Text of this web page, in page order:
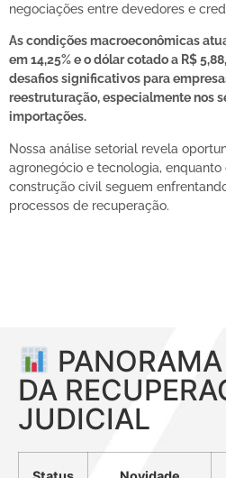
negociações entre devedores e
As condições macroeconômicas
em 14,25% e o dólar cotado a R$
desafios significativos para
reestruturação, especialmente nos
importações.
Nossa análise setorial revela
agronegócio e tecnologia,
construção civil seguem
processos de recuperação.
DA
JUDICIAL